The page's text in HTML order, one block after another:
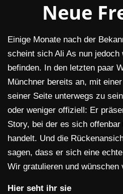
Neue
Einige Monate nach der
scheint sich Ali As nun
befinden. In den letzten paar
Münchner bereits an, mit
seiner Seite unterwegs zu
oder weniger offiziell: Er
Story, bei der es sich
handelt. Und die
sagen, dass er sich eine
Wir gratulieren und wünschen
Hier seht ihr sie